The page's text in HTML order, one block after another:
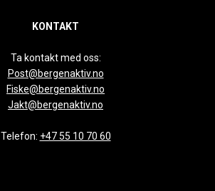
KONTAKT
Ta kontakt med oss:
Post@bergenaktiv.no
Fiske@bergenaktiv.no
Jakt@bergenaktiv.no
Telefon: +47 55 10 70 60